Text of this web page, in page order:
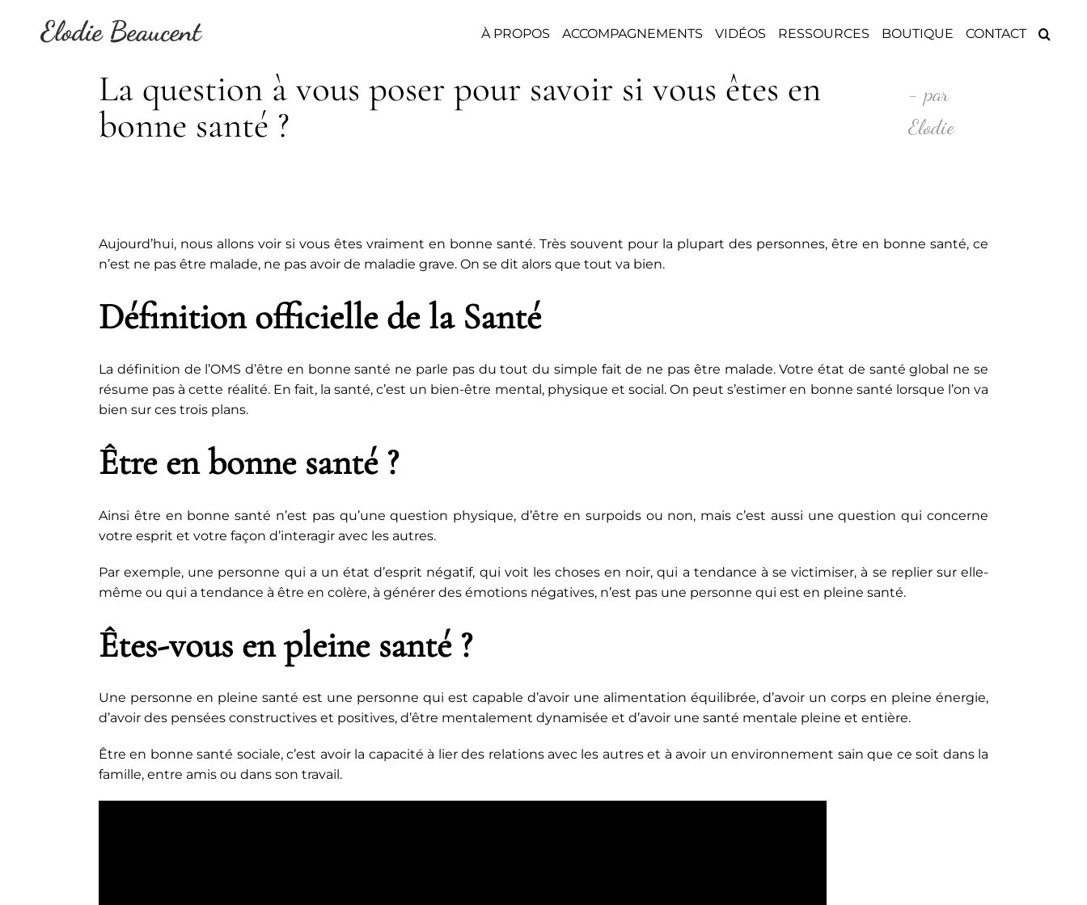
À PROPOS ACCOMPAGNEMENTS VIDÉOS RESSOURCES BOUTIQUE CONTACT
La question à vous poser pour savoir si vous êtes en
bonne santé ?
- par
Elodie
Aujourd’hui, nous allons voir si vous êtes vraiment en bonne santé. Très souvent pour la plupart des personnes, être en bonne santé, ce
n’est ne pas être malade, ne pas avoir de maladie grave. On se dit alors que tout va bien.
Définition officielle de la Santé
La définition de l’OMS d’être en bonne santé ne parle pas du tout du simple fait de ne pas être malade. Votre état de santé global ne se
résume pas à cette réalité. En fait, la santé, c’est un bien-être mental, physique et social. On peut s’estimer en bonne santé lorsque l’on va
bien sur ces trois plans.
Être en bonne santé ?
Ainsi être en bonne santé n’est pas qu’une question physique, d’être en surpoids ou non, mais c’est aussi une question qui concerne
votre esprit et votre façon d’interagir avec les autres.
Par exemple, une personne qui a un état d’esprit négatif, qui voit les choses en noir, qui a tendance à se victimiser, à se replier sur elle-
même ou qui a tendance à être en colère, à générer des émotions négatives, n’est pas une personne qui est en pleine santé.
Êtes-vous en pleine santé ?
Une personne en pleine santé est une personne qui est capable d’avoir une alimentation équilibrée, d’avoir un corps en pleine énergie,
d’avoir des pensées constructives et positives, d’être mentalement dynamisée et d’avoir une santé mentale pleine et entière.
Être en bonne santé sociale, c’est avoir la capacité à lier des relations avec les autres et à avoir un environnement sain que ce soit dans la
famille, entre amis ou dans son travail.